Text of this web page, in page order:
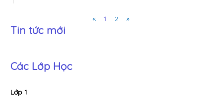
«Previous
1 2 »Next
Tin tức mới
Các Lớp Học
Lớp 1